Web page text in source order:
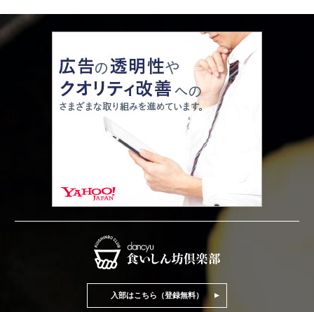
入部はこちら（登録無料）